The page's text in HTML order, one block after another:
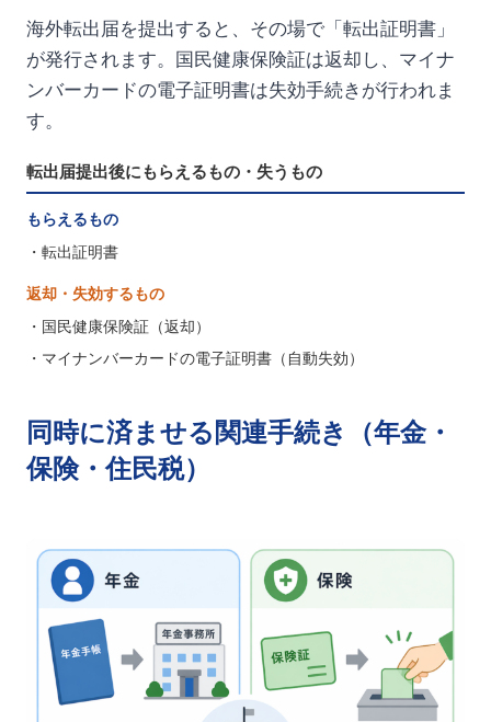
海外転出届を提出すると、その場で「転出証明書」
が発行されます。国民健康保険証は返却し、マイナ
ンバーカードの電子証明書は失効手続きが行われま
す。
転出届提出後にもらえるもの・失うもの
もらえるもの
・転出証明書
返却・失効するもの
・国民健康保険証（返却）
・マイナンバーカードの電子証明書（自動失効）
同時に済ませる関連手続き（年金・
保険・住民税）